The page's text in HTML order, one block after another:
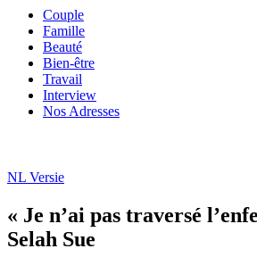
Couple
Famille
Beauté
Bien-être
Travail
Interview
Nos Adresses
NL Versie
« Je n’ai pas traversé
Selah Sue